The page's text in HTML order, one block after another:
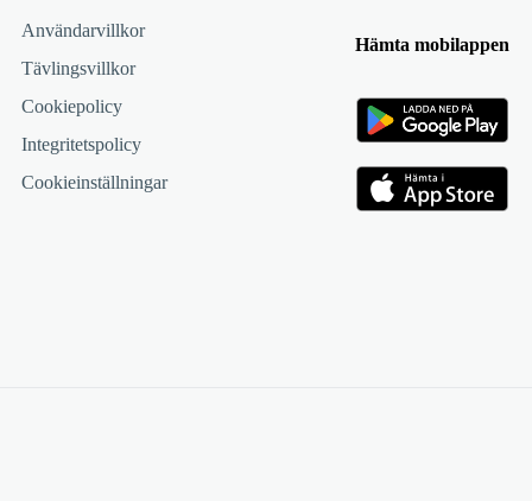
Användarvillkor
Tävlingsvillkor
Cookiepolicy
Integritetspolicy
Cookieinställningar
Hämta mobilappen